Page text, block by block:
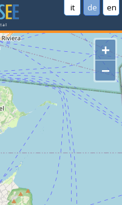
it de en
+
−